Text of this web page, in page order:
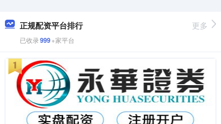
正规配资平台排行
已收录999+家平台
更多